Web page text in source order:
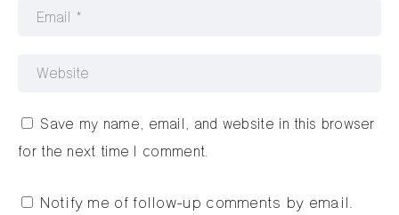
Save my name, email, and website in this browser
for the next time I comment.
Notify me of follow-up comments by email.